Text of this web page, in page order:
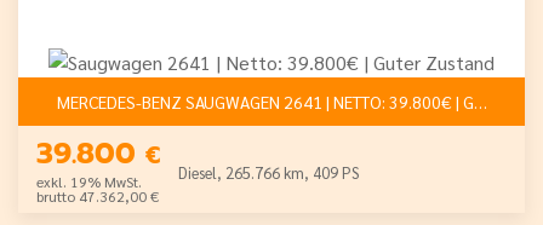
MERCEDES-BENZ SAUGWAGEN 2641 | NETTO: 39.800€ |
39.800 €
exkl. 19% MwSt.
brutto 47.362,00 €
Diesel, 265.766 km, 409 PS